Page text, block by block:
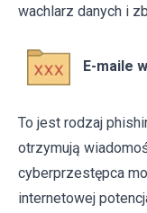
wachlarz danych i
E-maile
To jest rodzaj
otrzymują
cyberprzestępca
internetowej